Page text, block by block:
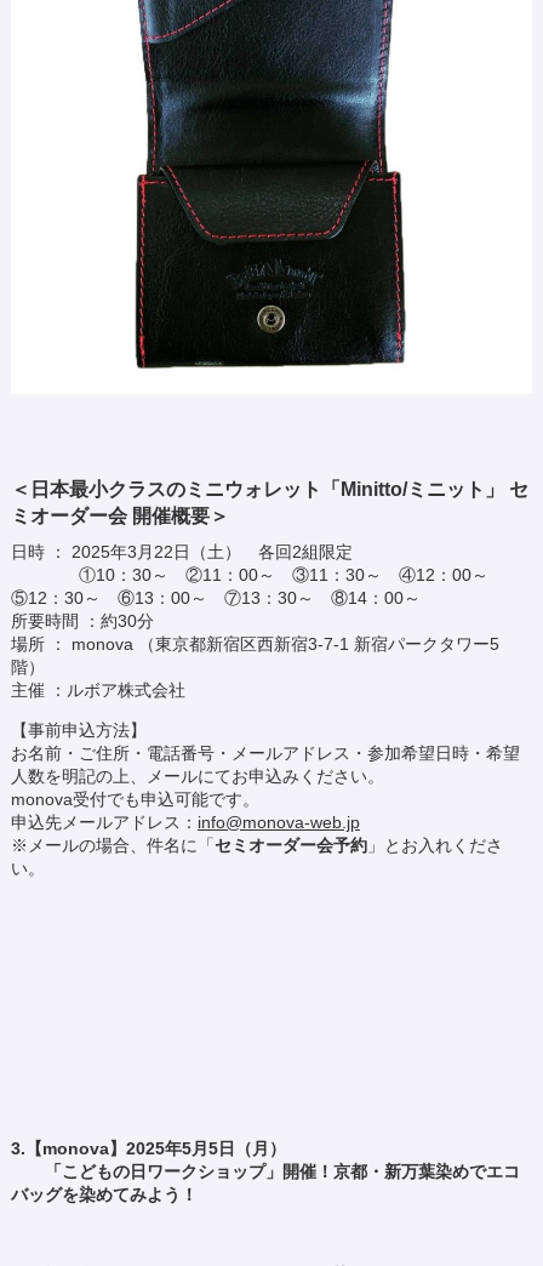
＜日本最小クラスのミニウォレット「Minitto/ミニット」 セ
ミオーダー会 開催概要＞
日時 ： 2025年3月22日（土） 各回2組限定
①10：30～ ②11：00～ ③11：30～ ④12：00～
⑤12：30～ ⑥13：00～ ⑦13：30～ ⑧14：00～
所要時間 ：約30分
場所 ： monova （東京都新宿区西新宿3-7-1 新宿パークタワー5
階）
主催 ：ルボア株式会社
【事前申込方法】
お名前・ご住所・電話番号・メールアドレス・参加希望日時・希望
人数を明記の上、メールにてお申込みください。
monova受付でも申込可能です。
申込先メールアドレス： info@monova-web.jp
※メールの場合、件名に「セミオーダー会予約」とお入れくださ
い。
3.【monova】2025年5月5日（月）
「こどもの日ワークショップ」開催！京都・新万葉染めでエコ
バッグを染めてみよう！